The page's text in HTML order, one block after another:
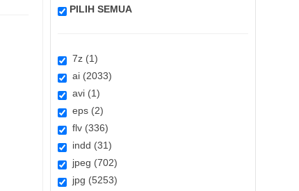
PILIH SEMUA
7z (1)
ai (2033)
avi (1)
eps (2)
flv (336)
indd (31)
jpeg (702)
jpg (5253)